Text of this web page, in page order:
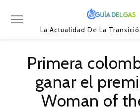
La Actualidad De La
Primera
ganar el
Woman of